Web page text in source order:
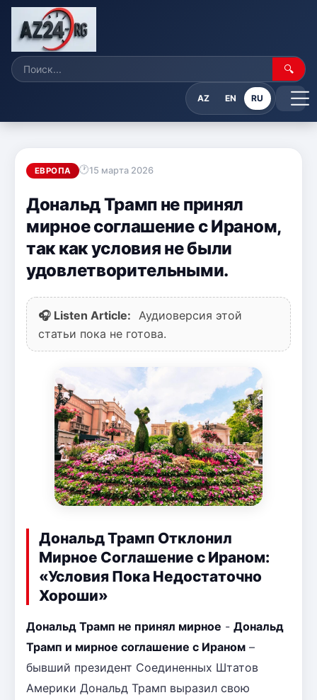
🔍
AZ EN RU
ЕВРОПА 15 марта 2026
Дональд Трамп не принял
мирное соглашение с Ираном,
так как условия не были
удовлетворительными.
🎧 Listen Article:
Аудиоверсия этой
статьи пока не готова.
Дональд Трамп Отклонил
Мирное Соглашение с Ираном:
«Условия Пока Недостаточно
Хороши»
Дональд Трамп не принял мирное - Дональд
Трамп и мирное соглашение с Ираном –
бывший президент Соединенных Штатов
Америки Дональд Трамп выразил свою